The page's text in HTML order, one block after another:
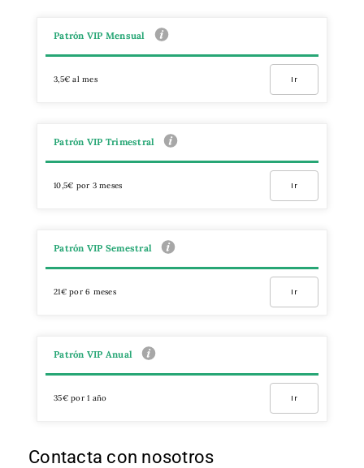
Patrón VIP Mensual
3,5€ al mes Ir
Patrón VIP Trimestral
10,5€ por 3 meses Ir
Patrón VIP Semestral
21€ por 6 meses Ir
Patrón VIP Anual
35€ por 1 año Ir
Contacta con nosotros